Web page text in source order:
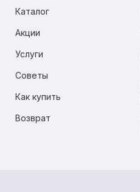
Каталог
Акции
Услуги
Советы
Как купить
Возврат